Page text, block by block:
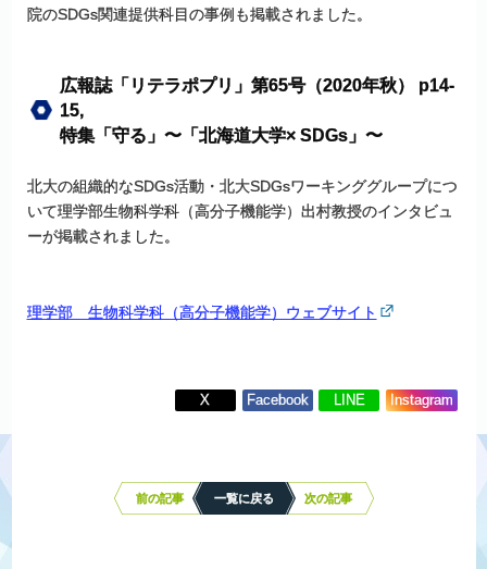
院のSDGs関連提供科目の事例も掲載されました。
広報誌「リテラポプリ」 第65号（2020年秋）
p14-
15,
特集「守る」 〜「北海道大学× SDGs」 〜
北大の組織的なSDGs活動・北大SDGsワーキンググループにつ
いて理学部生物科学科（高分子機能学）出村教授のインタビュ
ーが掲載されました。
理学部 生物科学科（高分子機能学）ウェブサイト
X Facebook LINE Instagram
ナ
前の記事 一覧に戻る 次の記事